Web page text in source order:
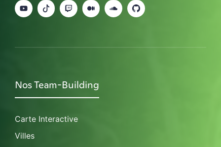
Nos Team-Building
Carte Interactive
Villes